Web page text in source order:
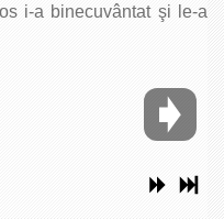
i-a binecuvântat şi le-a